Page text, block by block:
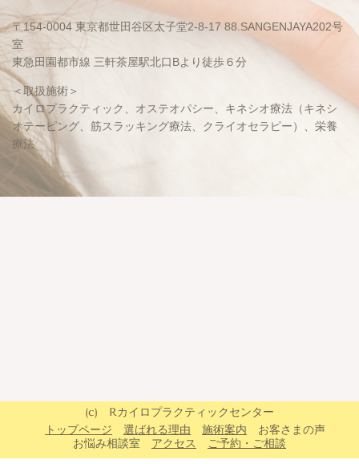
〒154-0004 東京都世田谷区太子堂2-8-17 88.SANGENJAYA202号
室
東急田園都市線 三軒茶屋駅北口Bより徒歩６分
＜取扱施術＞
カイロプラクティック、オステオパシー、キネシオ療法（キネシ
オテーピング、筋スラッキング療法、クライオセラピー）、栄養
療法
(c) Rカイロプラクティックセンター
トップページ
選ばれる理由 施術案内
お客さまの声
お悩み相談室
アクセス ご予約・ご相談